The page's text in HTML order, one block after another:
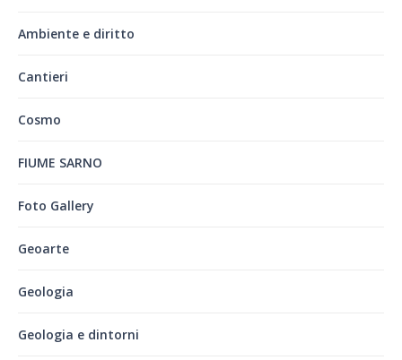
Ambiente e diritto
Cantieri
Cosmo
FIUME SARNO
Foto Gallery
Geoarte
Geologia
Geologia e dintorni